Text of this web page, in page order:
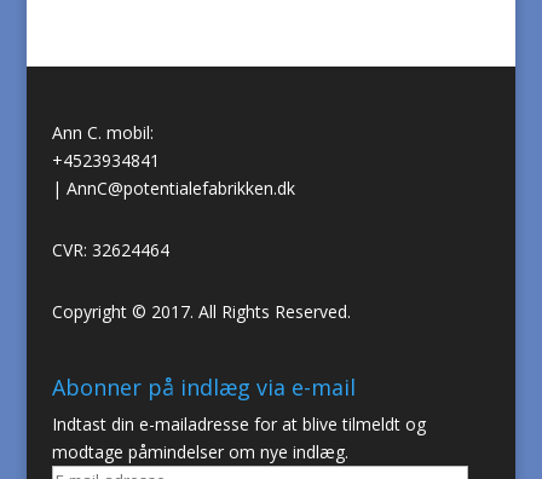
Ann C. mobil:
+4523934841
| AnnC@potentialefabrikken.dk
CVR: 32624464
Copyright © 2017. All Rights Reserved.
Abonner på indlæg via e-mail
Indtast din e-mailadresse for at blive tilmeldt og
modtage påmindelser om nye indlæg.